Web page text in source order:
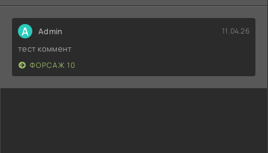
A Admin 11.04.26
тест коммент
ФОРСАЖ 10